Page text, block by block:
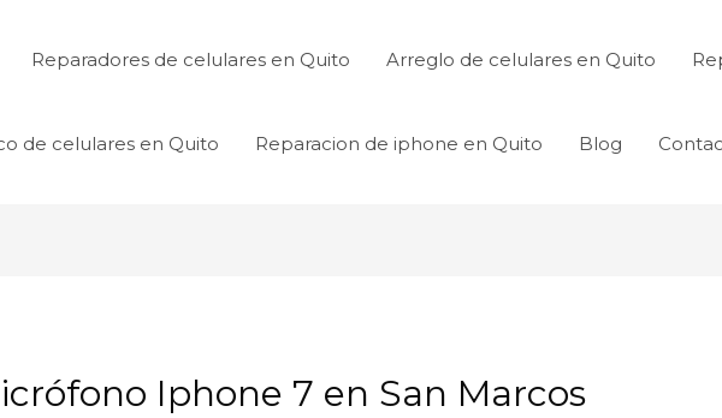
Reparadores de celulares en Quito Arreglo de celulares en Quito
de celulares en Quito Reparacion de iphone en Quito Blog
Iphone 7 en San Marcos